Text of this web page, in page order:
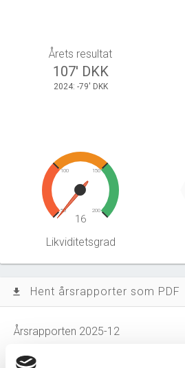
Årets resultat
107' DKK
2024: -79' DKK
50
100 150
200
16
Likviditetsgrad
file_download Hent årsrapporter som PDF
Årsrapporten 2025-12